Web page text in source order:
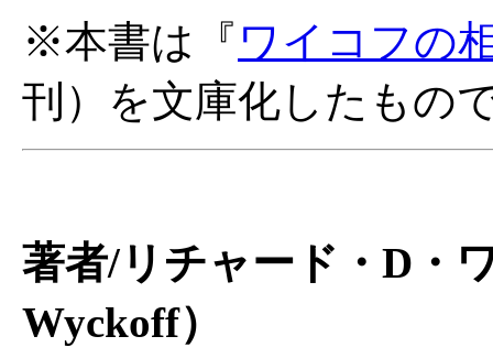
※本書は『 ワイコフの
刊）を文庫化したもの
著者/リチャード・D・
Wyckoff）